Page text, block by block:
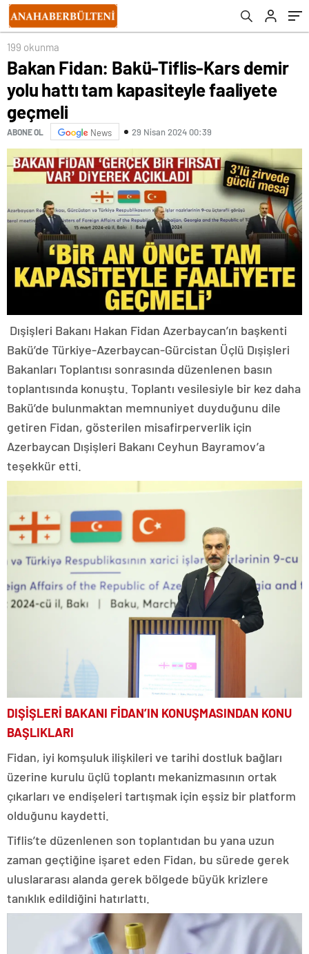
199 okunma
Bakan Fidan: Bakü-Tiflis-Kars demir
yolu hattı tam kapasiteyle faaliyete
geçmeli
ABONE OL News 29 Nisan 2024 00:39
Dışişleri Bakanı Hakan Fidan Azerbaycan’ın başkenti
Bakü’de Türkiye-Azerbaycan-Gürcistan Üçlü Dışişleri
Bakanları Toplantısı sonrasında düzenlenen basın
toplantısında konuştu. Toplantı vesilesiyle bir kez daha
Bakü’de bulunmaktan memnuniyet duyduğunu dile
getiren Fidan, gösterilen misafirperverlik için
Azerbaycan Dışişleri Bakanı Ceyhun Bayramov’a
teşekkür etti.
DIŞİŞLERİ BAKANI FİDAN’IN KONUŞMASINDAN KONU
BAŞLIKLARI
Fidan, iyi komşuluk ilişkileri ve tarihi dostluk bağları
üzerine kurulu üçlü toplantı mekanizmasının ortak
çıkarları ve endişeleri tartışmak için eşsiz bir platform
olduğunu kaydetti.
Tiflis’te düzenlenen son toplantıdan bu yana uzun
zaman geçtiğine işaret eden Fidan, bu sürede gerek
uluslararası alanda gerek bölgede büyük krizlere
tanıklık edildiğini hatırlattı.